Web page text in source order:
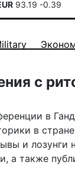
93.19 -0.39
с
в
в
и
а также